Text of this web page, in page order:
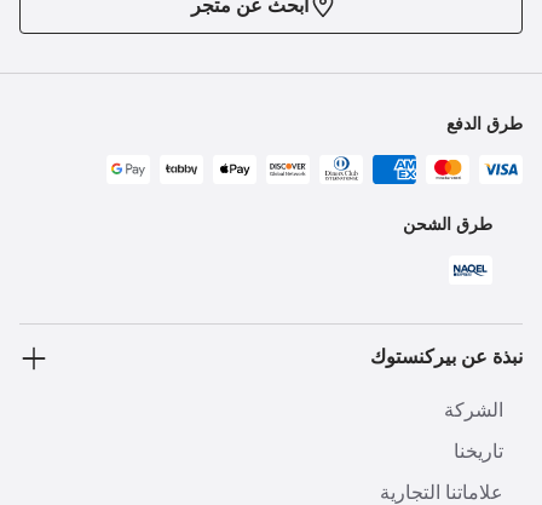
ابحث عن متجر
طرق الدفع
طرق الشحن
نبذة عن بيركنستوك
الشركة
تاريخنا
علاماتنا التجارية